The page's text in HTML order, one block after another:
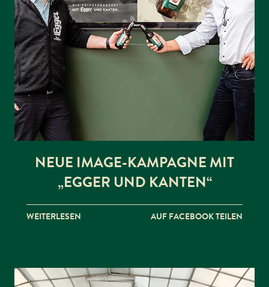
NEUE IMAGE-KAMPAGNE MIT
„EGGER UND KANTEN“
WEITERLESEN AUF FACEBOOK TEILEN